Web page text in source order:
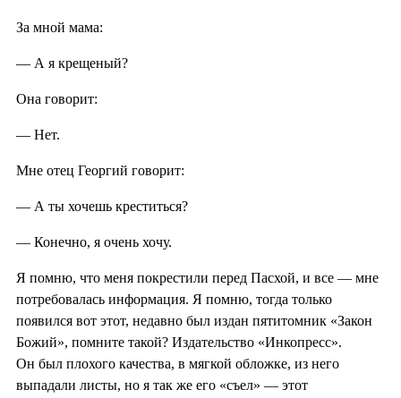
За мной мама:
— А я крещеный?
Она говорит:
— Нет.
Мне отец Георгий говорит:
— А ты хочешь креститься?
— Конечно, я очень хочу.
Я помню, что меня покрестили перед Пасхой, и все — мне
потребовалась информация. Я помню, тогда только
появился вот этот, недавно был издан пятитомник «Закон
Божий», помните такой? Издательство «Инкопресс».
Он был плохого качества, в мягкой обложке, из него
выпадали листы, но я так же его «съел» — этот